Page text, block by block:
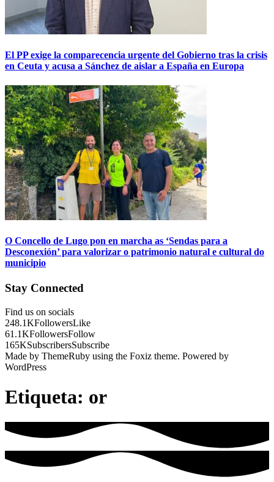
El PP exige la comparecencia urgente del Gobierno tras la crisis
en Ceuta y acusa a Sánchez de aislar a España en Europa
O Concello de Lugo pon en marcha as ‘Sendas para a
Desconexión’ para valorizar o patrimonio natural e cultural do
municipio
Stay Connected
Find us on socials
248.1KFollowersLike
61.1KFollowersFollow
165KSubscribersSubscribe
Made by ThemeRuby using the Foxiz theme. Powered by
WordPress
Etiqueta: or